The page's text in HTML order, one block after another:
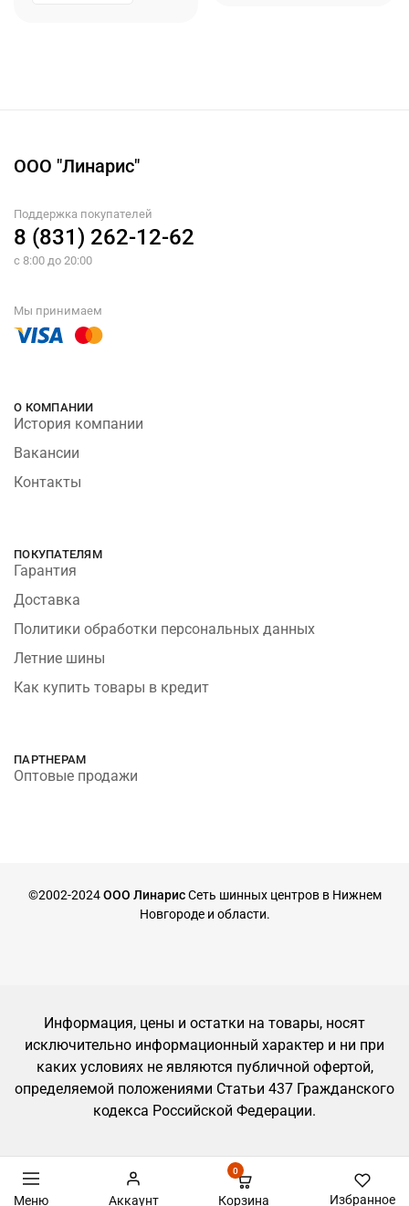
ООО "Линарис"
Поддержка покупателей
8 (831) 262-12-62
с 8:00 до 20:00
Мы принимаем
О КОМПАНИИ
История компании
Вакансии
Контакты
ПОКУПАТЕЛЯМ
Гарантия
Доставка
Политики обработки персональных данных
Летние шины
Как купить товары в кредит
ПАРТНЕРАМ
Оптовые продажи
©2002-2024ООО ЛинарисСеть шинных центров в Нижнем
Новгороде и области.
Информация, цены и остатки на товары, носят
исключительно информационный характер и ни при
каких условиях не являются публичной офертой,
определяемой положениями Статьи 437 Гражданского
кодекса Российской Федерации.
Меню Аккаунт
0
Корзина Избранное